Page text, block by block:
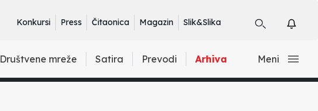
Konkursi Press Čitaonica Magazin Slik&Slika
Društvene mreže Satira Prevodi Arhiva Meni